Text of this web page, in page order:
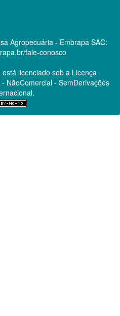
Agropecuária - Embrapa SAC:
fale-conosco
licenciado sob a Licença
NãoComercial - SemDerivações